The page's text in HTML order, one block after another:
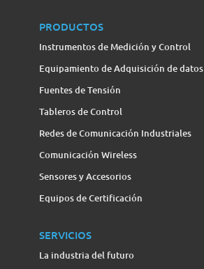
PRODUCTOS
Instrumentos de Medición y Control
Equipamiento de Adquisición de datos
Fuentes de Tensión
Tableros de Control
Redes de Comunicación Industriales
Comunicación Wireless
Sensores y Accesorios
Equipos de Certificación
SERVICIOS
La industria del futuro